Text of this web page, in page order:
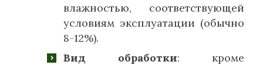
влажностью, соответствующей
условиям эксплуатации (обычно
8-12%).
Вид обработки: кроме